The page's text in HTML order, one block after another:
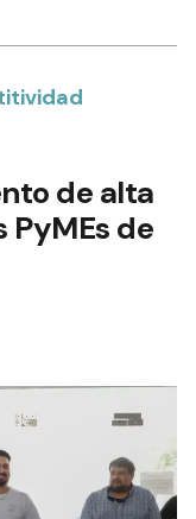
de alta
de